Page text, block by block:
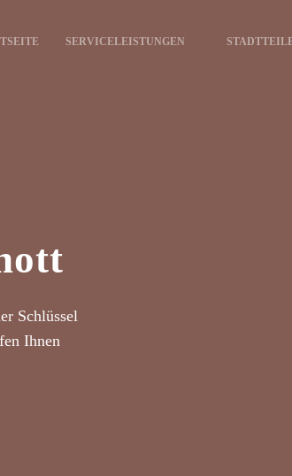
SERVICELEISTUNGEN
Schlüssel
Ihnen